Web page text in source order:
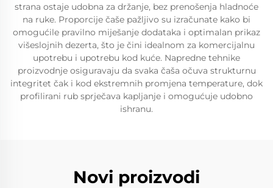
strana ostaje udobna za držanje, bez prenošenja hladnoće
na ruke. Proporcije čaše pažljivo su izračunate kako bi
omogućile pravilno miješanje dodataka i optimalan prikaz
višeslojnih dezerta, što je čini idealnom za komercijalnu
upotrebu i upotrebu kod kuće. Napredne tehnike
proizvodnje osiguravaju da svaka čaša očuva strukturnu
integritet čak i kod ekstremnih promjena temperature, dok
profilirani rub sprječava kapljanje i omogućuje udobno
ishranu.
Novi proizvodi